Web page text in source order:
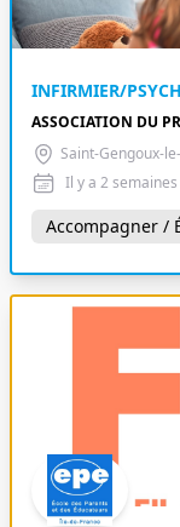
INFIRMIER/
ASSOCIATION DU
Saint-Gengoux-
Il y a 2 semaines
Accompagner /